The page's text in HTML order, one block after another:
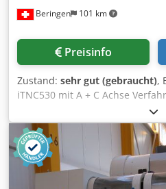
Beringen 101 km
Preisinfo
Zustand: sehr gut (gebraucht),
iTNC530 mit A + C Achse
Tisch schwenkbar +30°/-120°
Spindelaufnahme SK40 Big
U/min Chsdpfx Alott R E Teyoa
Spindelinnenkühlung 3D
Überwachung
Späneförderer Diverses